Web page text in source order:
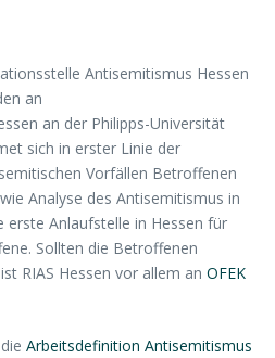
Antisemitismus Hessen
an
an der Philipps-Universität
sich in erster Linie der
Vorfällen Betroffenen
Analyse des Antisemitismus in
erste Anlaufstelle in Hessen für
Sollten die Betroffenen
RIAS Hessen vor allem an OFEK
Arbeitsdefinition Antisemitismus